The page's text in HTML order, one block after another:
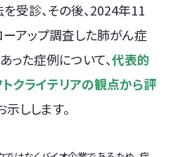
受診、その後、2024年11
アップ調査した肺がん症
った症例について、代表的
トクライテリアの観点から評
示しします。